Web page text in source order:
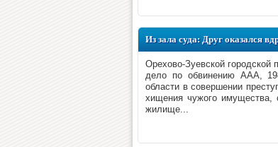
Из зала суда: Друг оказался
Орехово-Зуевской городской
дело по обвинению ААА,
области в совершении
хищения чужого имущества,
жилище...